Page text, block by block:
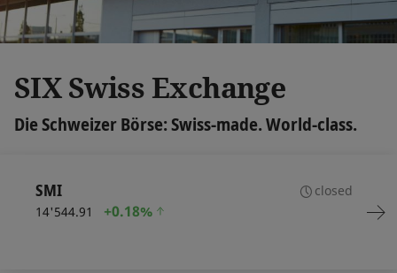
SIX Swiss Exchange
Die Schweizer Börse: Swiss-made. World-class.
closed
SMI
14'544.91 +0.18%